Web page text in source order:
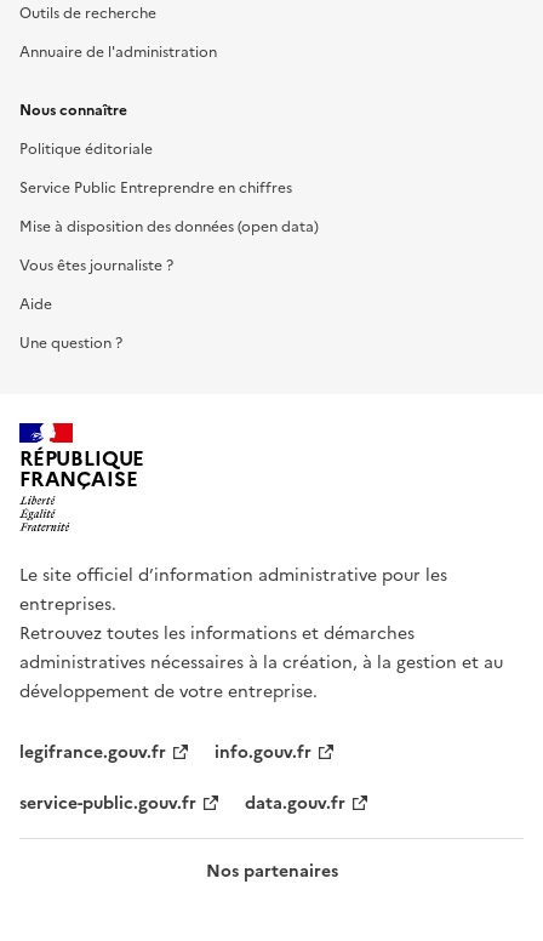
Outils de recherche
Annuaire de l'administration
Nous connaître
Politique éditoriale
Service Public Entreprendre en chiffres
Mise à disposition des données (open data)
Vous êtes journaliste ?
Aide
Une question ?
RÉPUBLIQUE
FRANÇAISE
Le site officiel d’information administrative pour les
entreprises.
Retrouvez toutes les informations et démarches
administratives nécessaires à la création, à la gestion et au
développement de votre entreprise.
legifrance.gouv.fr
info.gouv.fr
service-public.gouv.fr
data.gouv.fr
Nos partenaires